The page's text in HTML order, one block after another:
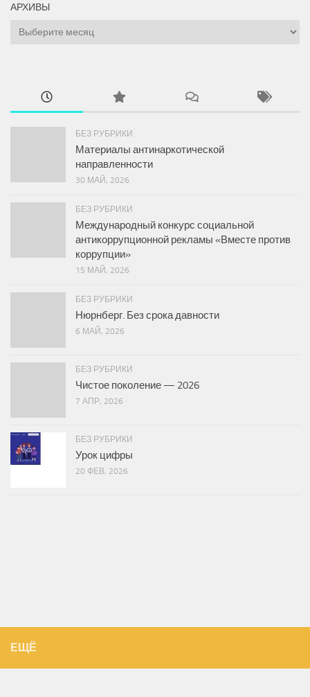
АРХИВЫ
Архивы
БЕЗ РУБРИКИ
Материалы антинаркотической
направленности
30 МАЙ, 2026
БЕЗ РУБРИКИ
Международный конкурс социальной
антикоррупционной рекламы «Вместе против
коррупции»
15 МАЙ, 2026
БЕЗ РУБРИКИ
Нюрнберг. Без срока давности
6 МАЙ, 2026
БЕЗ РУБРИКИ
Чистое поколение — 2026
7 АПР, 2026
БЕЗ РУБРИКИ
Урок цифры
20 ФЕВ, 2026
ЕЩЁ